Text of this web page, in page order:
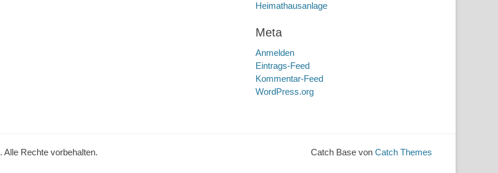
Heimathausanlage
Meta
Anmelden
Eintrags-Feed
Kommentar-Feed
WordPress.org
. Alle Rechte vorbehalten.
Catch Base von Catch Themes